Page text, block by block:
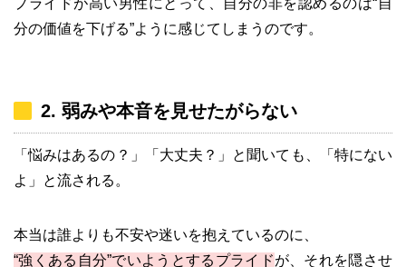
プライドが高い男性にとって、自分の非を認めるのは“自
分の価値を下げる”ように感じてしまうのです。
2. 弱みや本音を見せたがらない
「悩みはあるの？」「大丈夫？」と聞いても、「特にない
よ」と流される。
本当は誰よりも不安や迷いを抱えているのに、
“強くある自分”でいようとするプライドが、それを隠させ